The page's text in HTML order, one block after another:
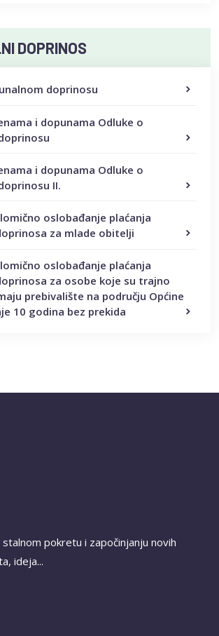
DOPRINOS
doprinosu
i dopunama Odluke o
i dopunama Odluke o
II.
oslobađanje plaćanja
za mlade obitelji
oslobađanje plaćanja
za osobe koje su trajno
prebivalište na području Općine
10 godina bez prekida
pokretu i započinjanju novih
ideja...